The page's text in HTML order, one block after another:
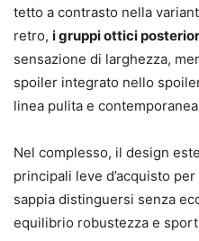
tetto a contrasto nella
retro, i gruppi ottici
sensazione di larghezza,
spoiler integrato nello
linea pulita e
Nel complesso, il design
principali leve d’acquisto
sappia distinguersi senza
equilibrio robustezza e